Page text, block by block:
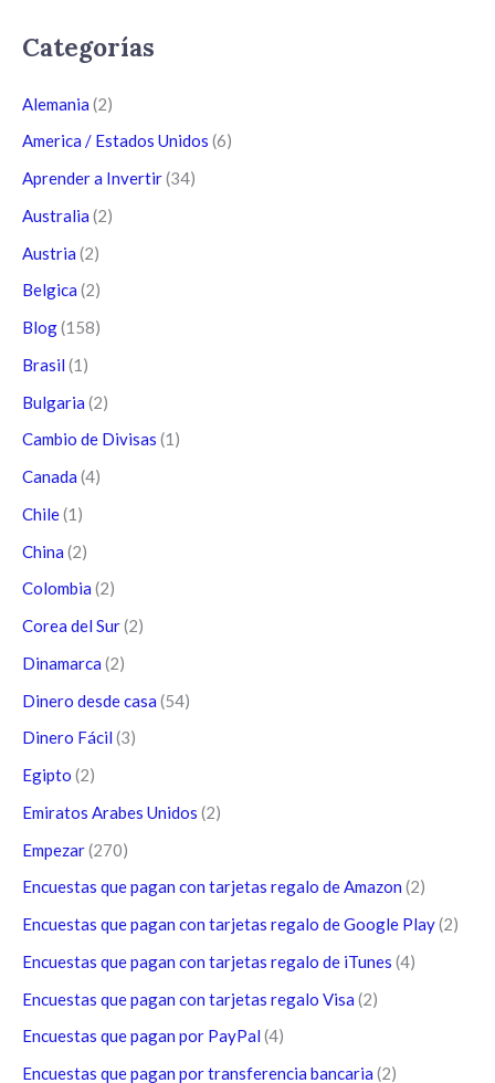
Categorías
Alemania (2)
America / Estados Unidos (6)
Aprender a Invertir(34)
Australia (2)
Austria (2)
Belgica (2)
Blog(158)
Brasil (1)
Bulgaria (2)
Cambio de Divisas (1)
Canada (4)
Chile(1)
China (2)
Colombia (2)
Corea del Sur(2)
Dinamarca (2)
Dinero desde casa (54)
Dinero Fácil (3)
Egipto (2)
Emiratos Arabes Unidos (2)
Empezar(270)
Encuestas que pagan con tarjetas regalo de Amazon (2)
Encuestas que pagan con tarjetas regalo de Google Play(2)
Encuestas que pagan con tarjetas regalo de iTunes (4)
Encuestas que pagan con tarjetas regalo Visa (2)
Encuestas que pagan por PayPal (4)
Encuestas que pagan por transferencia bancaria (2)